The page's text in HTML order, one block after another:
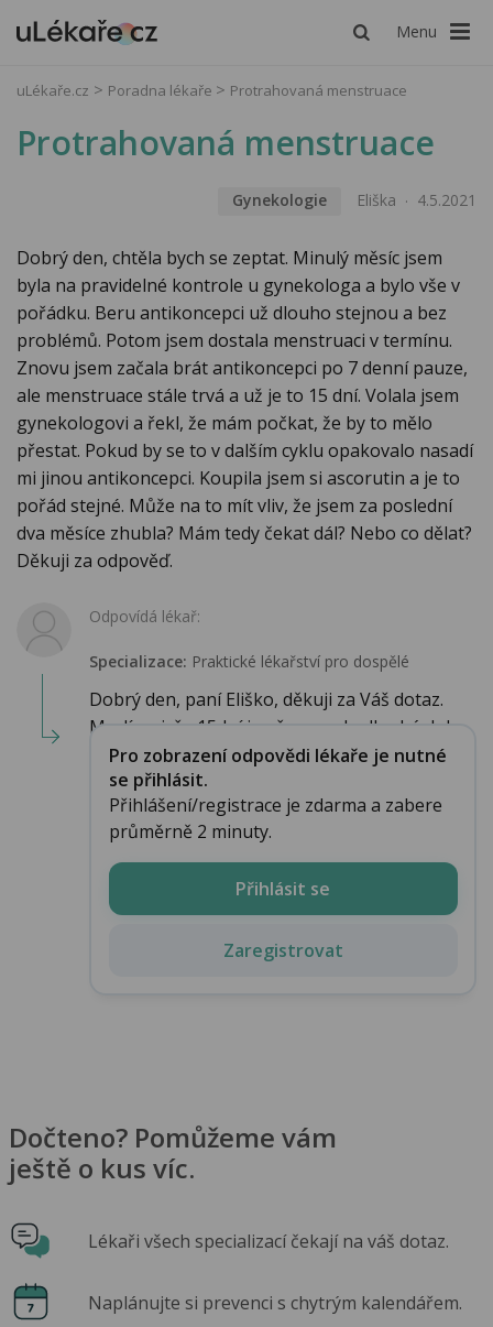
Menu
uLékaře.cz Poradna lékaře Protrahovaná menstruace
Protrahovaná menstruace
Gynekologie Eliška 4.5.2021
Dobrý den, chtěla bych se zeptat. Minulý měsíc jsem
byla na pravidelné kontrole u gynekologa a bylo vše v
pořádku. Beru antikoncepci už dlouho stejnou a bez
problémů. Potom jsem dostala menstruaci v termínu.
Znovu jsem začala brát antikoncepci po 7 denní pauze,
ale menstruace stále trvá a už je to 15 dní. Volala jsem
gynekologovi a řekl, že mám počkat, že by to mělo
přestat. Pokud by se to v dalším cyklu opakovalo nasadí
mi jinou antikoncepci. Koupila jsem si ascorutin a je to
pořád stejné. Může na to mít vliv, že jsem za poslední
dva měsíce zhubla? Mám tedy čekat dál? Nebo co dělat?
Děkuji za odpověď.
Odpovídá lékař:
Specializace: Praktické lékařství pro dospělé
Dobrý den, paní Eliško, děkuji za Váš dotaz.
Myslím si, že 15dní je už opravdu dlouhá dob...
Pro zobrazení odpovědi lékaře je nutné
se přihlásit.
Přihlášení/registrace je zdarma a zabere
průměrně 2 minuty.
Přihlásit se
Zaregistrovat
Dočteno? Pomůžeme vám
ještě o kus víc.
Lékaři všech specializací čekají na váš dotaz.
Naplánujte si prevenci s chytrým kalendářem.